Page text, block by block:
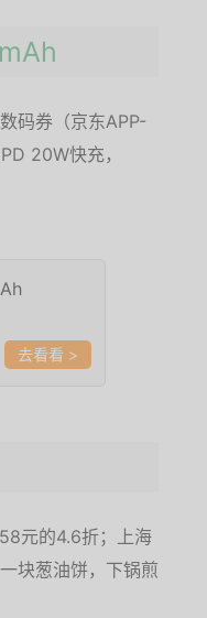
码券（京东APP-
20W快充，
>
元的4.6折；上海
块葱油饼，下锅煎